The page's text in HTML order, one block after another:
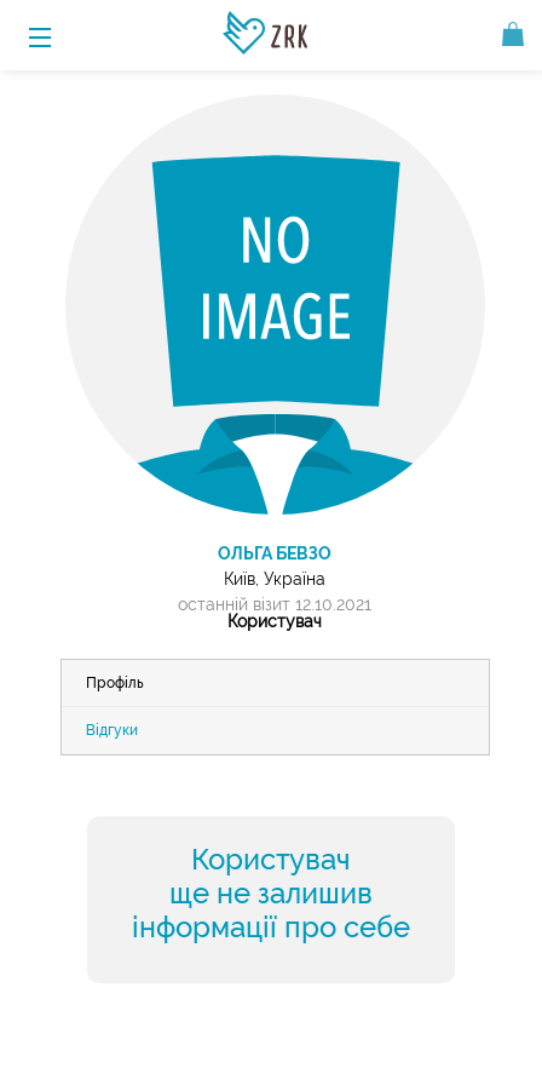
ОЛЬГА БЕВЗО
Київ, Україна
останній візит 12.10.2021
Користувач
Профіль
Відгуки
Користувач
ще не залишив
інформації про себе